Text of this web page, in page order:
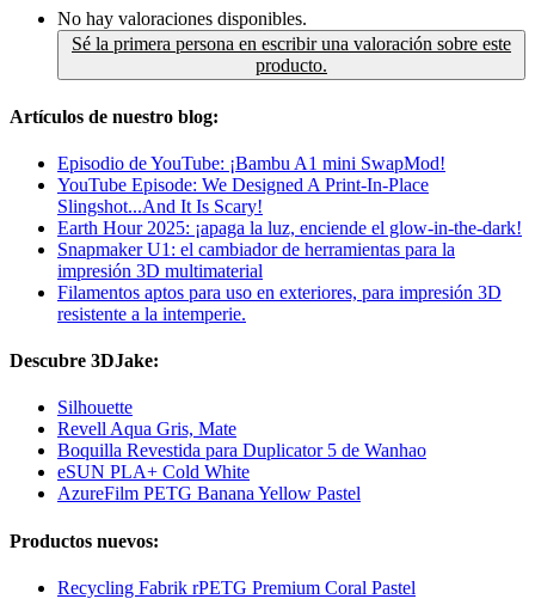
No hay valoraciones disponibles.
Sé la primera persona en escribir una valoración sobre este
producto.
Artículos de nuestro blog:
Episodio de YouTube: ¡Bambu A1 mini SwapMod!
YouTube Episode: We Designed A Print-In-Place
Slingshot...And It Is Scary!
Earth Hour 2025: ¡apaga la luz, enciende el glow-in-the-dark!
Snapmaker U1: el cambiador de herramientas para la
impresión 3D multimaterial
Filamentos aptos para uso en exteriores, para impresión 3D
resistente a la intemperie.
Descubre 3DJake:
Silhouette
Revell Aqua Gris, Mate
Boquilla Revestida para Duplicator 5 de Wanhao
eSUN PLA+ Cold White
AzureFilm PETG Banana Yellow Pastel
Productos nuevos:
Recycling Fabrik rPETG Premium Coral Pastel